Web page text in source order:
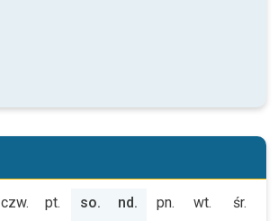
czw. pt. so. nd. pn. wt. śr.